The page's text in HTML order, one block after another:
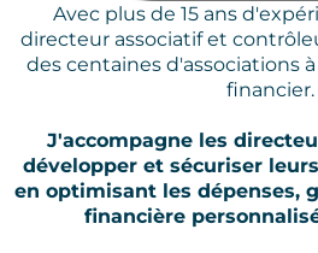
Avec plus de 15 ans
directeur associatif et
des centaines d'associations
financier.
J'accompagne les
développer et sécuriser
en optimisant les dépenses,
financière